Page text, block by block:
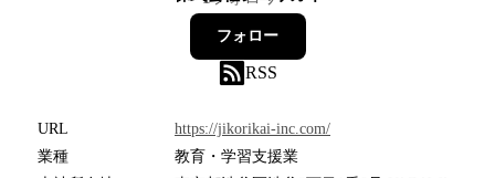
フォロー
RSS
URL
https://jikorikai-inc.com/
業種
教育・学習支援業